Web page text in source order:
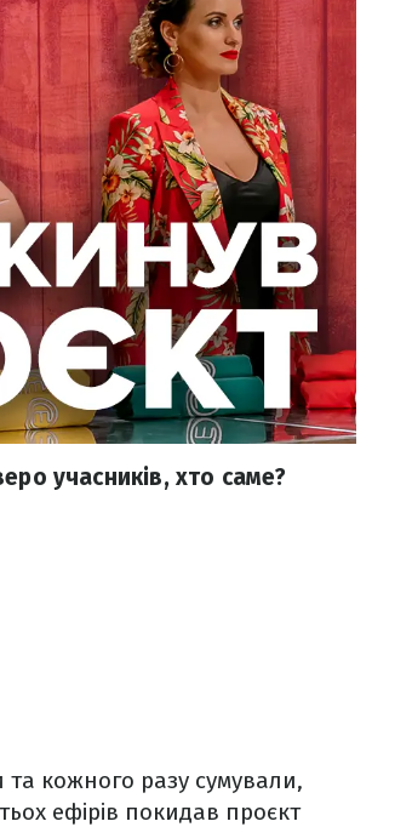
учасників, хто саме?
кожного разу сумували,
ефірів покидав проєкт